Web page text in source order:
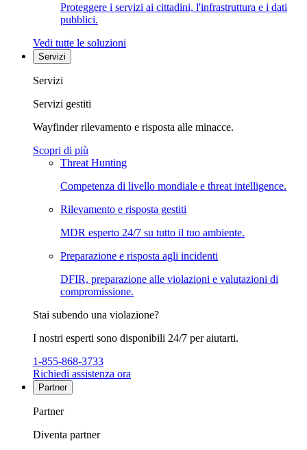
Proteggere i servizi ai cittadini, l'infrastruttura e i dati
pubblici.
Vedi tutte le soluzioni
Servizi
Servizi
Servizi gestiti
Wayfinder rilevamento e risposta alle minacce.
Scopri di più
Threat Hunting
Competenza di livello mondiale e threat intelligence.
Rilevamento e risposta gestiti
MDR esperto 24/7 su tutto il tuo ambiente.
Preparazione e risposta agli incidenti
DFIR, preparazione alle violazioni e valutazioni di
compromissione.
Stai subendo una violazione?
I nostri esperti sono disponibili 24/7 per aiutarti.
1-855-868-3733
Richiedi assistenza ora
Partner
Partner
Diventa partner